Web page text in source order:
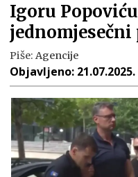
Igoru
Piše: Agencije
Objavljeno: